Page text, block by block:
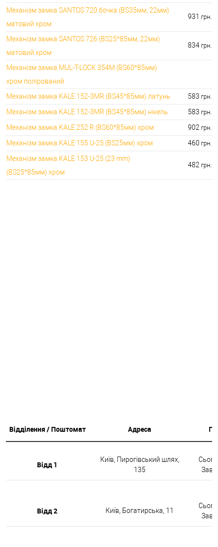
Механізм замка SANTOS 720 бочка (BS35мм, 22мм)
матовий хром
931 грн.
Механізм замка SANTOS 726 (BS25*85мм, 22мм)
матовий хром
834 грн.
Механізм замка MUL-T-LOCK 354M (BS60*85мм)
хром полірований
Механізм замка KALE 152-3MR (BS45*85мм) латунь
583 грн.
Механізм замка KALE 152-3MR (BS45*85мм) нікель 583 грн.
Механізм замка KALE 252 R (BS60*85мм) хром 902 грн.
Механізм замка KALE 155 U-25 (BS25мм) хром 460 грн.
Механізм замка KALE 153 U-25 (23 mm)
(BS25*85мм) хром
482 грн.
Відділення / Поштомат Адреса
Відд 1
Київ, Пирогівський шлях,
135
Відд 2 Київ, Богатирська, 11